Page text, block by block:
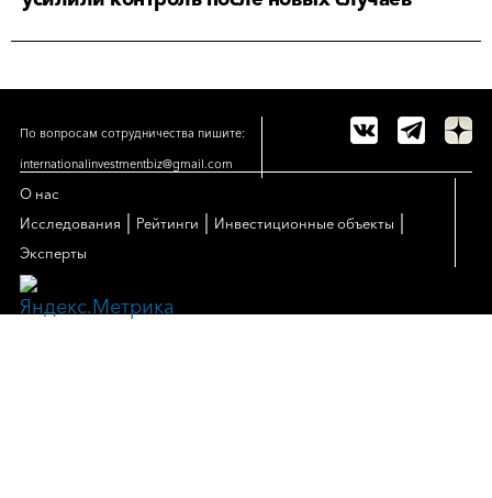
По вопросам сотрудничества пишите:
internationalinvestmentbiz@gmail.com
О нас
Исследования
Рейтинги Инвестиционные объекты
Эксперты